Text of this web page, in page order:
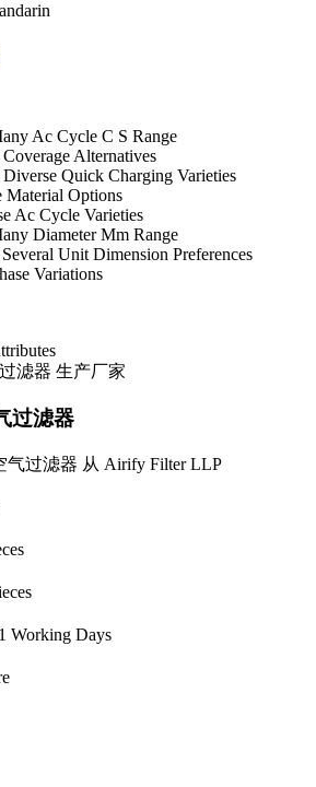
Ac Cycle C S Range
Alternatives
Diverse Quick Charging Varieties
Material Options
Ac Cycle Varieties
Diameter Mm Range
Several Unit Dimension Preferences
Variations
过滤器
气过滤器 从 Airify Filter LLP
Working Days